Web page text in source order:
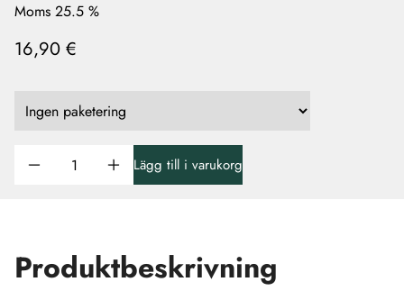
Moms 25.5 %
16,90 €
Lägg till i varukorg
Produktbeskrivning